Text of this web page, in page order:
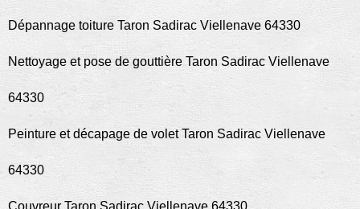
Dépannage toiture Taron Sadirac Viellenave 64330
Nettoyage et pose de gouttière Taron Sadirac Viellenave
64330
Peinture et décapage de volet Taron Sadirac Viellenave
64330
Couvreur Taron Sadirac Viellenave 64330